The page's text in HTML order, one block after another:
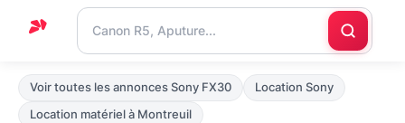
Accueil
Support
Voir toutes les annonces Sony FX30
Location Sony
Location matériel à Montreuil